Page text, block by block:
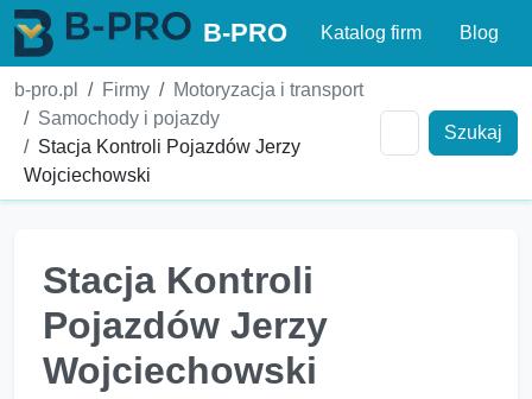
B-PRO Katalog firm Blog
b-pro.pl Firmy
Motoryzacja i transport
Samochody i pojazdy
Stacja Kontroli Pojazdów Jerzy
Wojciechowski
Szukaj
Stacja Kontroli
Pojazdów Jerzy
Wojciechowski